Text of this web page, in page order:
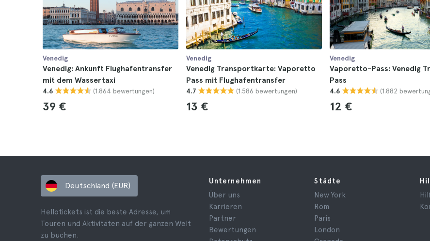
Venedig
Venedig: Ankunft Flughafentransfer
mit dem Wassertaxi
4.6 (1.864 bewertungen)
39 €
Venedig
Venedig Transportkarte: Vaporetto
Pass mit Flughafentransfer
4.7 (1.586 bewertungen)
13 €
Venedig
Vaporetto-Pass: Venedig
Pass
4.6 (1.882
12 €
Deutschland (EUR)
Hellotickets ist die beste Adresse, um
Touren und Aktivitäten auf der ganzen Welt
zu buchen.
Unternehmen
Über uns
Karrieren
Partner
Bewertungen
Städte
New York
Rom
Paris
London